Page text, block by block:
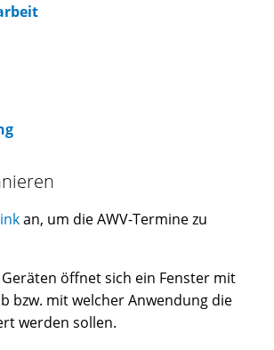
an, um die AWV-Termine zu
öffnet sich ein Fenster mit
bzw. mit welcher Anwendung die
werden sollen.